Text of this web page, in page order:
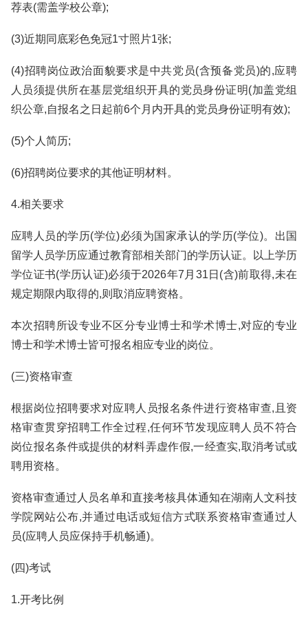
荐表(需盖学校公章);
(3)近期同底彩色免冠1寸照片1张;
(4)招聘岗位政治面貌要求是中共党员(含预备党员)的,应聘
人员须提供所在基层党组织开具的党员身份证明(加盖党组
织公章,自报名之日起前6个月内开具的党员身份证明有效);
(5)个人简历;
(6)招聘岗位要求的其他证明材料。
4.相关要求
应聘人员的学历(学位)必须为国家承认的学历(学位)。出国
留学人员学历应通过教育部相关部门的学历认证。以上学历
学位证书(学历认证)必须于2026年7月31日(含)前取得,未在
规定期限内取得的,则取消应聘资格。
本次招聘所设专业不区分专业博士和学术博士,对应的专业
博士和学术博士皆可报名相应专业的岗位。
(三)资格审查
根据岗位招聘要求对应聘人员报名条件进行资格审查,且资
格审查贯穿招聘工作全过程,任何环节发现应聘人员不符合
岗位报名条件或提供的材料弄虚作假,一经查实,取消考试或
聘用资格。
资格审查通过人员名单和直接考核具体通知在湖南人文科技
学院网站公布,并通过电话或短信方式联系资格审查通过人
员(应聘人员应保持手机畅通)。
(四)考试
1.开考比例